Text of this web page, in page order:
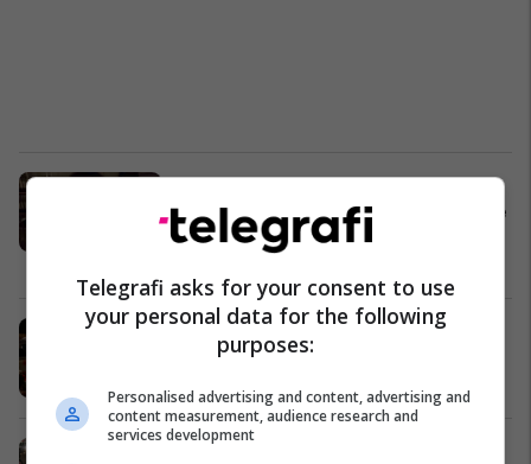
Ky është autori i sulmit në Gjermani,
mbyti 11 persona dhe la një letër dhe
video-incizim
Sulmuesi në Gjermani kishte lënë
një letër dhe një video
Nga të shtënat me armë në qytetin
Telegrafi asks for your consent to use
your personal data for the following
purposes:
Personalised advertising and content, advertising and
content measurement, audience research and
services development